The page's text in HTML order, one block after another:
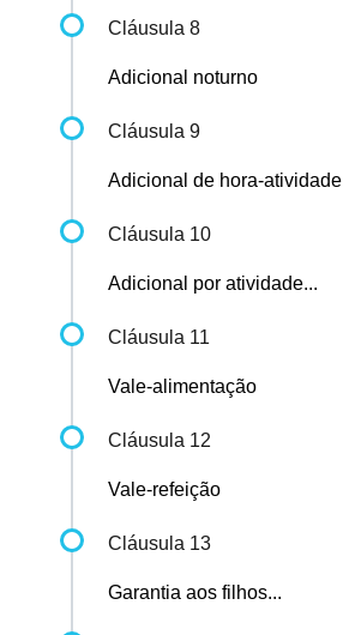
Cláusula 8
Adicional noturno
Cláusula 9
Adicional de hora-atividade
Cláusula 10
Adicional por atividade...
Cláusula 11
Vale-alimentação
Cláusula 12
Vale-refeição
Cláusula 13
Garantia aos filhos...